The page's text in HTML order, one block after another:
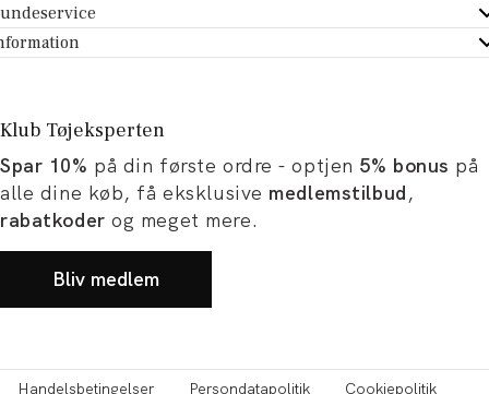
- Hjælpecenter
dit køb
Tøjeksperten
og artikler
og karriere
Klub Tøjeksperten
Spar 10% på din første ordre - optjen 5% bonus på
alle dine køb, få eksklusive medlemstilbud,
rabatkoder og meget mere.
Bliv medlem
Handelsbetingelser Persondatapolitik Cookiepolitik